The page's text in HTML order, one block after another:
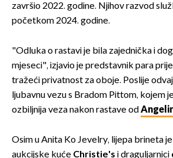
završio 2022. godine. Njihov razvod
početkom 2024. godine.
"Odluka o rastavi je bila zajednička i
mjeseci", izjavio je predstavnik para
tražeći privatnost za oboje. Poslije
ljubavnu vezu s Bradom Pittom, kojem
ozbiljnija veza nakon rastave od
Osim u Anita Ko Jevelry, lijepa brineta
aukcijske kuće Christie's i draguljarnici